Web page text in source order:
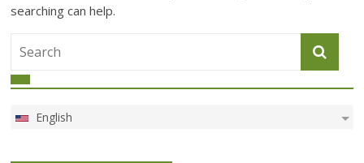
searching can help.
English